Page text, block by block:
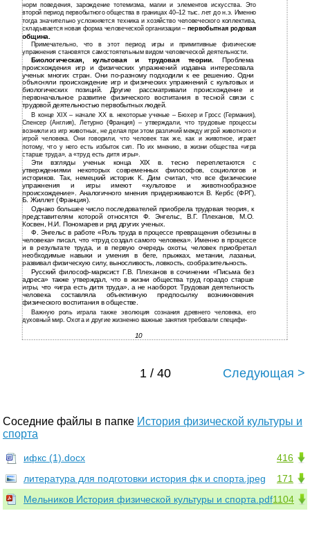
норм поведения, зарождение тотемизма, магии и элементов искусства. Это
второй период первобытного общества в границах 40–12 тыс. лет до н.э. Именно
тогда значительно усложняется техника и хозяйство человеческого коллектива,
складывается новая форма человеческой организации – первобытная родовая
община.
Примечательно, что в этот период игры и примитивные физические
упражнения становятся самостоятельным видом человеческой деятельности.
Биологическая, культовая и трудовая теории.Проблема
происхождения игр и физических упражнений издавна интересовала
ученых многих стран. Онипо-разномуподходили к ее решению. Одни
объясняли происхождение игр и физических упражнений с культовых и
биологических позиций. Другие рассматривали происхождение и
первоначальное развитие физического воспитания в тесной связи с
трудовой деятельностью первобытных людей.
В конце XIX – начале XX в. некоторые ученые – Бюхер и Гросс (Германия),
Спенсер (Англия), Летурно (Франция) – утверждали, что трудовые процессы
возникли из игр животных, не делая при этом различий между игрой животного и
игрой человека. Они говорили, что человек так же, как и животное, играет
потому, что у него есть избыток сил. По их мнению, в жизни общества «игра
старше труда», а «труд есть дитя игры».
Эти взгляды ученых конца XIX в. тесно переплетаются с
утверждениями некоторых современных философов, социологов и
историков. Так, немецкий историк К. Дим считал, что все физические
упражнения и игры имеют «культовое и животнообразное
происхождение». Аналогичного мнения придерживаются В. Кербс (ФРГ),
Б. Жиллет (Франция).
Однако большее число последователей приобрела трудовая теория, к
представителям которой относятся Ф. Энгельс, В.Г. Плеханов, М.О.
Косвен, Н.И. Пономарев и ряд других ученых.
Ф. Энгельс в работе «Роль труда в процессе превращения обезьяны в
человека» писал, что «труд создал самого человека». Именно в процессе
и в результате труда, и в первую очередь охоты, человек приобретал
необходимые навыки и умения в беге, прыжках, метании, лазаньи,
развивал физическую силу, выносливость, ловкость, сообразительность.
Русский философ-марксист Г.В. Плеханов в сочинении «Письма без
адреса» также утверждал, что в жизни общества труд гораздо старше
игры, что «игра есть дитя труда», а не наоборот. Трудовая деятельность
человека составляла объективную предпосылку возникновения
физического воспитания в обществе.
Важную роль играла также эволюция сознания древнего человека, его
духовный мир. Охота и другие жизненно важные занятия требовали специфи-
10
1 / 40 Следующая >
Соседние файлы в папке История физической культуры и
спорта
416
ифкс (1).docx
171
литература для подготовки история фк и спорта.jpeg
1104
Мельников История физической культуры и спорта.pdf